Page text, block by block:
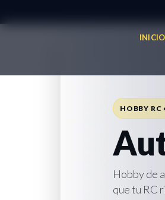
INICIO
HOBBY RC
Hobby de
que tu RC